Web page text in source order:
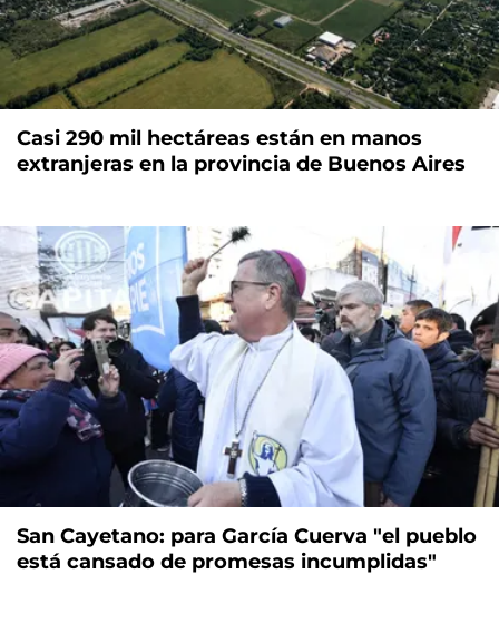
Casi 290 mil hectáreas están en manos
extranjeras en la provincia de Buenos Aires
San Cayetano: para García Cuerva "el pueblo
está cansado de promesas incumplidas"